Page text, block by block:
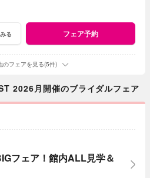
る フェア予約
のフェアを見る(5件)
2026月開催のブライダルフェア
フェア！館内ALL見学＆